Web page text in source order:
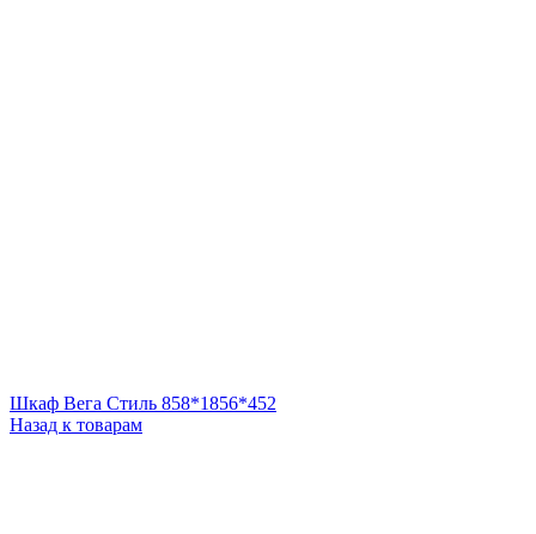
Шкаф Вега Стиль 858*1856*452
Назад к товарам